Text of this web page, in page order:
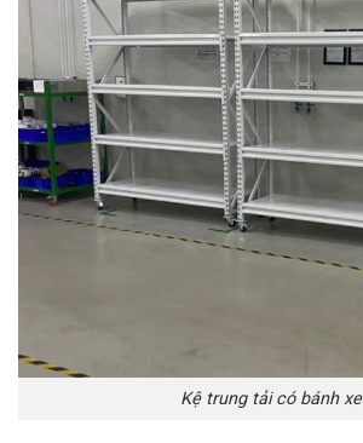
Kệ trung tải có bánh xe